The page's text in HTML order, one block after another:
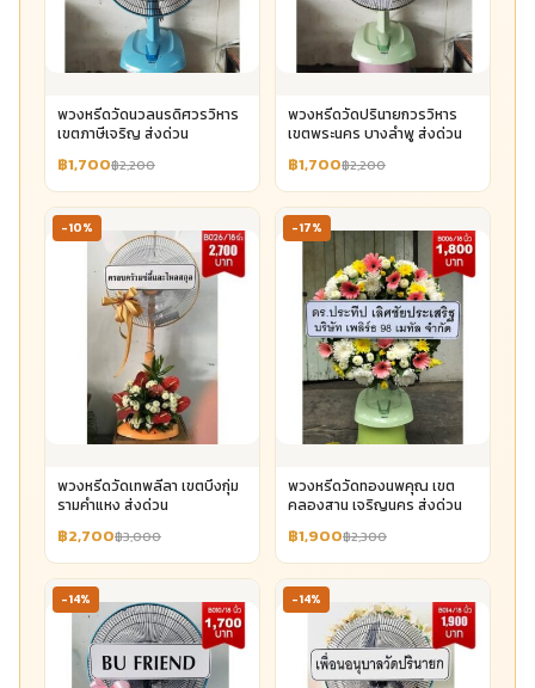
พวงหรีดวัดนวลนรดิศวรวิหาร
เขตภาษีเจริญ ส่งด่วน
฿1,700฿2,200
พวงหรีดวัดปรินายกวรวิหาร
เขตพระนคร บางลำพู ส่งด่วน
฿1,700฿2,200
-10%
พวงหรีดวัดเทพลีลา เขตบึงกุ่ม
รามคำแหง ส่งด่วน
฿2,700฿3,000
-17%
พวงหรีดวัดทองนพคุณ เขต
คลองสาน เจริญนคร ส่งด่วน
฿1,900฿2,300
-14% -14%